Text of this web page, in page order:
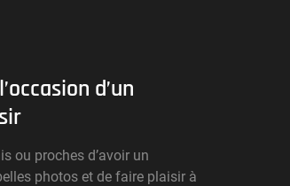
d’un
ou proches d’avoir un
photos et de faire plaisir à